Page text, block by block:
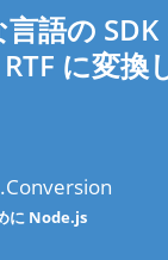
語の
に変換
に Node.js